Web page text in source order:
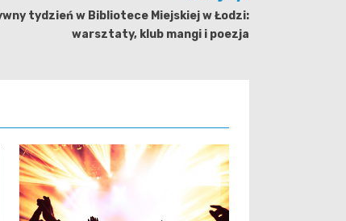
tydzień w Bibliotece Miejskiej w Łodzi:
warsztaty, klub mangi i poezja